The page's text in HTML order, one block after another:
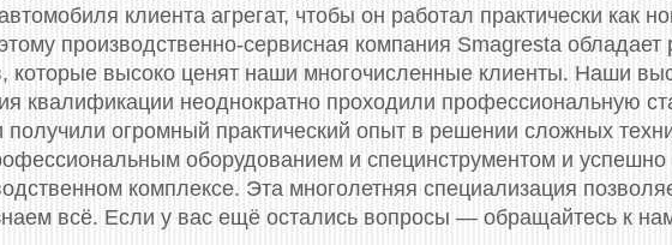
клиента агрегат, чтобы он работал практически как
производственно-сервисная компания Smagresta
которые высоко ценят наши многочисленные клиенты. Наши
квалификации неоднократно проходили профессиональную
получили огромный практический опыт в решении сложных
оборудованием и специнструментом и
комплексе. Эта многолетняя специализация
всё. Если у вас ещё остались вопросы — обращайтесь к